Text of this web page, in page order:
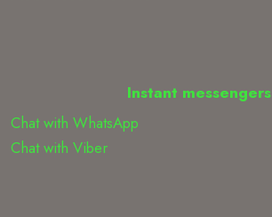
Instant messengers
Chat with WhatsApp
Chat with Viber